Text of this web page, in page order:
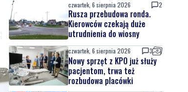
czwartek, 6 sierpnia 2026 2
Rusza przebudowa ronda.
Kierowców czekają duże
utrudnienia do wiosny
czwartek, 6 sierpnia 2026 3
Nowy sprzęt z KPO już służy
pacjentom, trwa też
rozbudowa placówki